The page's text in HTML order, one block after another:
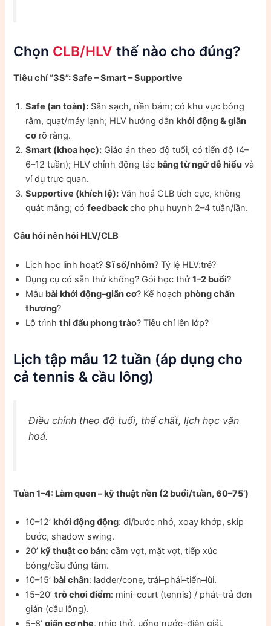
Chọn CLB/HLV thế nào cho đúng?
Tiêu chí “3S”: Safe – Smart – Supportive
Safe (an toàn): Sân sạch, nền bám; có khu vực bóng
râm, quạt/máy lạnh; HLV hướng dẫn khởi động & giãn
cơ rõ ràng.
Smart (khoa học): Giáo án theo độ tuổi, có tiến độ (4–
6–12 tuần); HLV chỉnh động tác bằng từ ngữ dễ hiểu và
ví dụ trực quan.
Supportive (khích lệ): Văn hoá CLB tích cực, không
quát mắng; cófeedbackcho phụ huynh 2–4 tuần/lần.
Câu hỏi nên hỏi HLV/CLB
Lịch học linh hoạt?Sĩ số/nhóm? Tỷ lệ HLV:trẻ?
Dụng cụ có sẵn thử không? Gói học thử1–2 buổi?
Mẫu bài khởi động–giãn cơ? Kế hoạchphòng chấn
thương?
Lộ trìnhthi đấu phong trào? Tiêu chí lên lớp?
Lịch tập mẫu 12 tuần (áp dụng cho
cả tennis & cầu lông)
Điều chỉnh theo độ tuổi, thể chất, lịch học văn
hoá.
Tuần 1–4: Làm quen – kỹ thuật nền (2 buổi/tuần, 60–75’)
10–12’khởi động động: đi/bước nhỏ, xoay khớp, skip
bước, shadow swing.
20’kỹ thuật cơ bản: cầm vợt, mặt vợt, tiếp xúc
bóng/cầu đúng tâm.
10–15’ bài chân: ladder/cone, trái–phải–tiến–lùi.
15–20’trò chơi điểm: mini-court (tennis) / phát–trả đơn
giản (cầu lông).
5–8’giãn cơ nhẹ, nhịp thở, uống nước–điện giải.